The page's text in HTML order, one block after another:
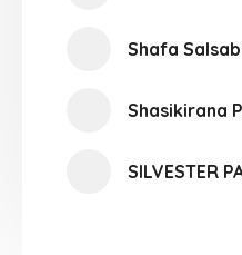
Shafa
Shasikirana
SILVESTER